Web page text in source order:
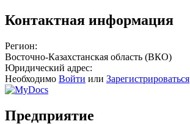
Контактная информация
Регион:
Восточно-Казахстанская область (ВКО)
Юридический адрес:
Необходимо Войти или Зарегистрироваться
Предприятие